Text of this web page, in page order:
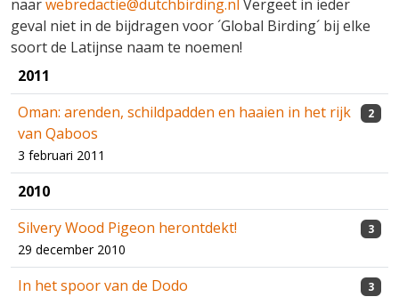
naarwebredactie@dutchbirding.nl Vergeet in ieder
geval niet in de bijdragen voor ´Global Birding´ bij elke
soort de Latijnse naam te noemen!
2011
Oman: arenden, schildpadden en haaien in het rijk
van Qaboos
3 februari 2011
2
2010
Silvery Wood Pigeon herontdekt!
29 december 2010
3
In het spoor van de Dodo 3